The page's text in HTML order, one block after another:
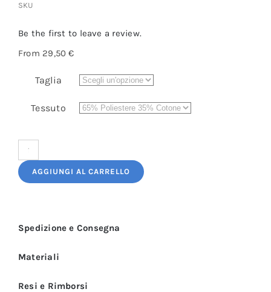
SKU
Be the first to leave a review.
From 29,50€
Taglia
Tessuto
Giacca
Cuoco
Donna
3/4
AGGIUNGI AL CARRELLO
Spedizione e Consegna
Materiali
Resi e Rimborsi